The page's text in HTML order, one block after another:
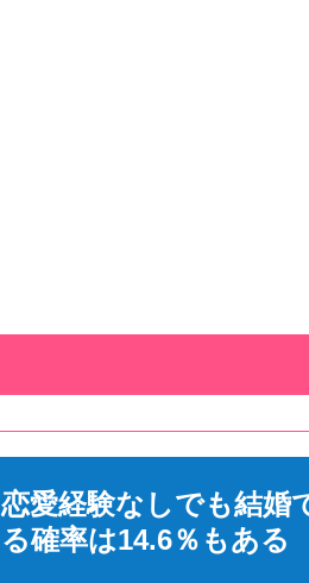
恋愛経験なしでも結婚
る確率は14.6％もある